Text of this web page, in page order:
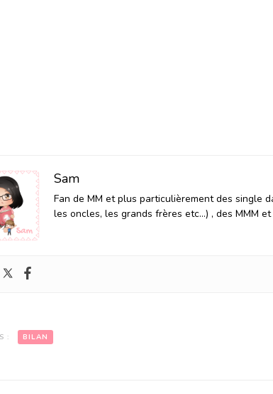
Sam
Fan de MM et plus particulièrement des single
les oncles, les grands frères etc…) , des MMM et
: BILAN